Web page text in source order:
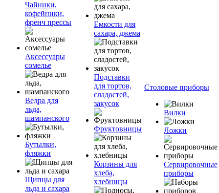
Чайники,
кофейники,
френч прессы
Аксессуары
сомелье
Ведра для
льда,
шампанского
Бутылки,
фляжки
Щипцы для
льда и сахара
Емкости для
сахара, джема
Подставки
для тортов,
сладостей,
закусок
Фруктовницы
Корзины для
хлеба,
хлебницы
Столовые приборы
Вилки
Ложки
Сервировочные
приборы